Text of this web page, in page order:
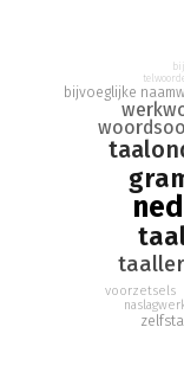
degene die de taal
Nederlands als
overzichtelijke
grammaticale
problemen
vergemakkelijkt het
bijvoeglijke
voorzetsels